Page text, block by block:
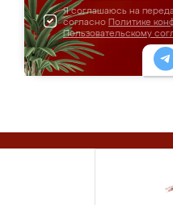
Я соглашаюсь на
согласно Политике
Пользовательскому